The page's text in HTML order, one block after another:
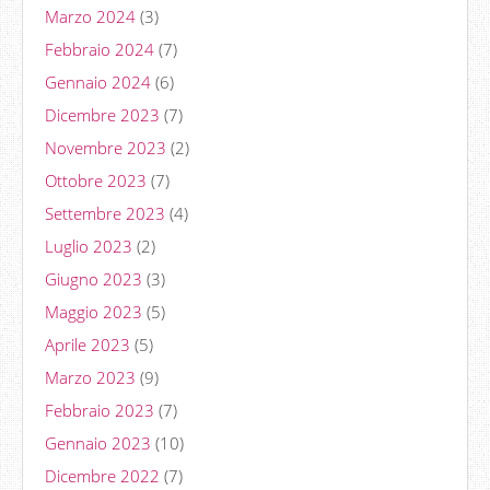
Marzo 2024 (3)
Febbraio 2024 (7)
Gennaio 2024 (6)
Dicembre 2023 (7)
Novembre 2023 (2)
Ottobre 2023 (7)
Settembre 2023 (4)
Luglio 2023 (2)
Giugno 2023 (3)
Maggio 2023 (5)
Aprile 2023 (5)
Marzo 2023 (9)
Febbraio 2023 (7)
Gennaio 2023 (10)
Dicembre 2022 (7)